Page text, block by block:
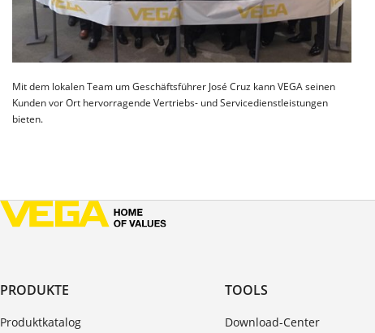
Mit dem lokalen Team um Geschäftsführer José Cruz kann VEGA seinen
Kunden vor Ort hervorragende Vertriebs- und Servicedienstleistungen
bieten.
PRODUKTE
Produktkatalog
TOOLS
Download-Center